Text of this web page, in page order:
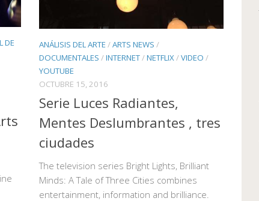
DE
ANÁLISIS DEL ARTE /ARTS NEWS /
DOCUMENTALES /INTERNET/NETFLIX/VIDEO /
YOUTUBE
OCTUBRE 15, 2016
Serie Luces Radiantes,
Mentes Deslumbrantes , tres
ciudades
The television series Bright Lights, Brilliant
Minds: A Tale of Three Cities combines
entertainment, information and brilliance.